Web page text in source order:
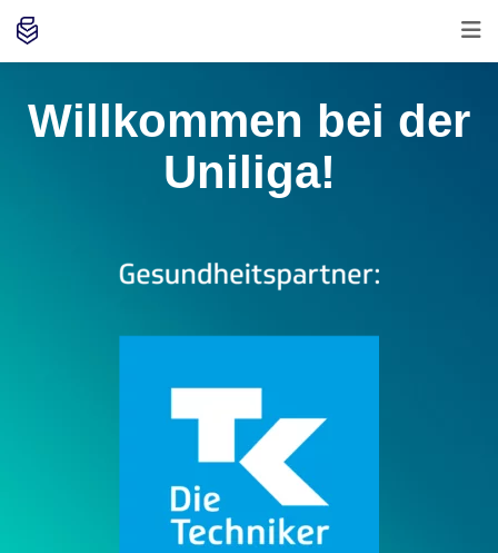
Willkommen bei der
Uniliga!